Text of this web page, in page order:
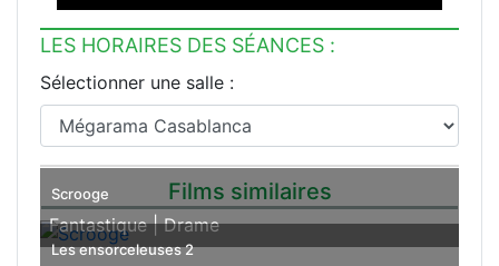
LES HORAIRES DES SÉANCES :
Sélectionner une salle :
Films similaires
Scrooge
Fantastique |Drame
Les ensorceleuses 2